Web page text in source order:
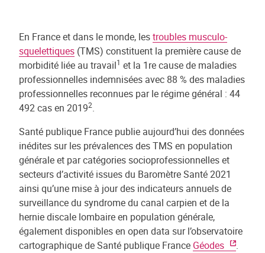
En France et dans le monde, lestroubles musculo-
squelettiques (TMS) constituent la première cause de
morbidité liée au travail1 et la 1re cause de maladies
professionnelles indemnisées avec 88 % des maladies
professionnelles reconnues par le régime général : 44
492 cas en 20192.
Santé publique France publie aujourd’hui des données
inédites sur les prévalences des TMS en population
générale et par catégories socioprofessionnelles et
secteurs d’activité issues du Baromètre Santé 2021
ainsi qu’une mise à jour des indicateurs annuels de
surveillance du syndrome du canal carpien et de la
hernie discale lombaire en population générale,
également disponibles en open data sur l’observatoire
cartographique de Santé publique France Géodes
.